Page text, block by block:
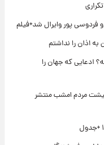
فردوسی پور وایرال شد+فیلم
اذان را نداشتم
انسان در دستان یک نوجوان ۱۵ ساله؟ ادعایی که جهان را
مردم امشب منتشر